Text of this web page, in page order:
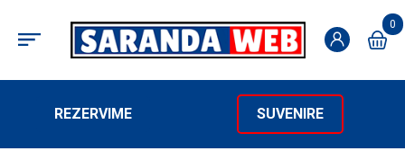
0
REZERVIME SUVENIRE